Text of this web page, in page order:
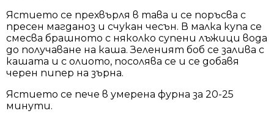
Ястието се прехвърля в тава и се поръсва с
пресен магданоз и счукан чесън. В малка купа се
смесва брашното с няколко супени лъжици вода
до получаване на каша. Зеленият боб се залива с
кашата и с олиото, посолява се и се добавя
черен пипер на зърна.
Ястието се пече в умерена фурна за 20-25
минути.